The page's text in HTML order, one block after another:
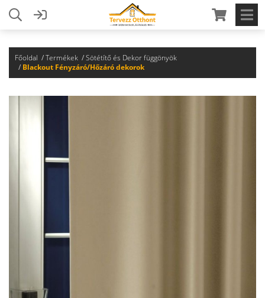
Főoldal Termékek
Sötétítő és Dekor függönyök
Blackout Fényzáró/Hőzáró dekorok